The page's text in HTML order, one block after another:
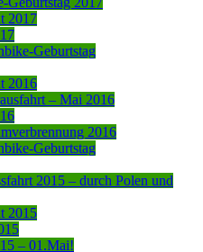
2017
Geburtstag
2016
– Mai 2016
2016
Geburtstag
2015 – durch Polen und
2015
– 01.Mai!